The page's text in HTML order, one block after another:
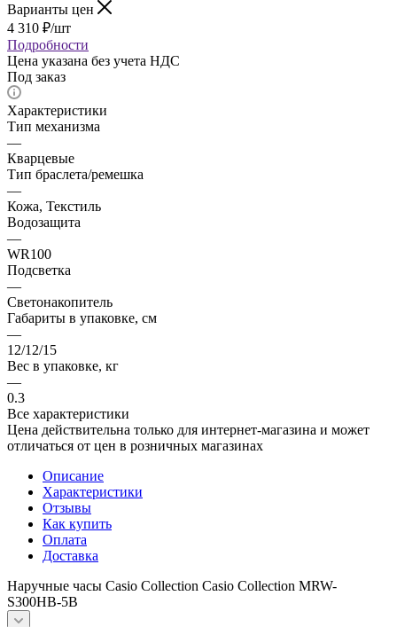
Варианты цен
4 310 ₽/шт
Подробности
Цена указана без учета НДС
Под заказ
Характеристики
Тип механизма
—
Кварцевые
Тип браслета/ремешка
—
Кожа, Текстиль
Водозащита
—
WR100
Подсветка
—
Светонакопитель
Габариты в упаковке, см
—
12/12/15
Вес в упаковке, кг
—
0.3
Все характеристики
Цена действительна только для интернет-магазина и может
отличаться от цен в розничных магазинах
Описание
Характеристики
Отзывы
Как купить
Оплата
Доставка
Наручные часы Casio Collection Casio Collection MRW-
S300HB-5B